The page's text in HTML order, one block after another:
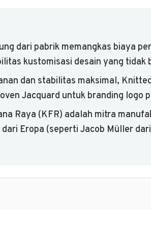
dari pabrik memangkas biaya
kustomisasi desain yang
dan stabilitas maksimal,
Jacquard untuk branding logo
Raya (KFR) adalah mitra
Eropa (seperti Jacob Müller